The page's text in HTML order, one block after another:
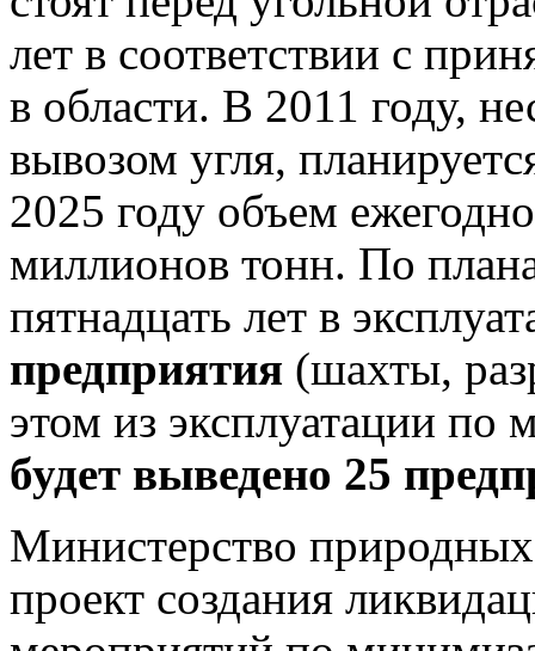
лет в соответствии с
в области. В 2011 году,
вывозом угля,
2025 году объем
миллионов тонн. По
пятнадцать лет в
предприятия (шахты,
этом из эксплуатации по
будет выведено 25
Министерство природных
проект создания